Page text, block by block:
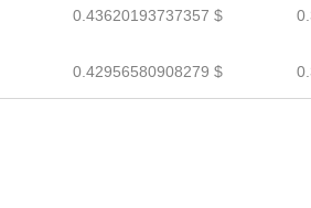
0.43620193737357 $
0.42956580908279 $